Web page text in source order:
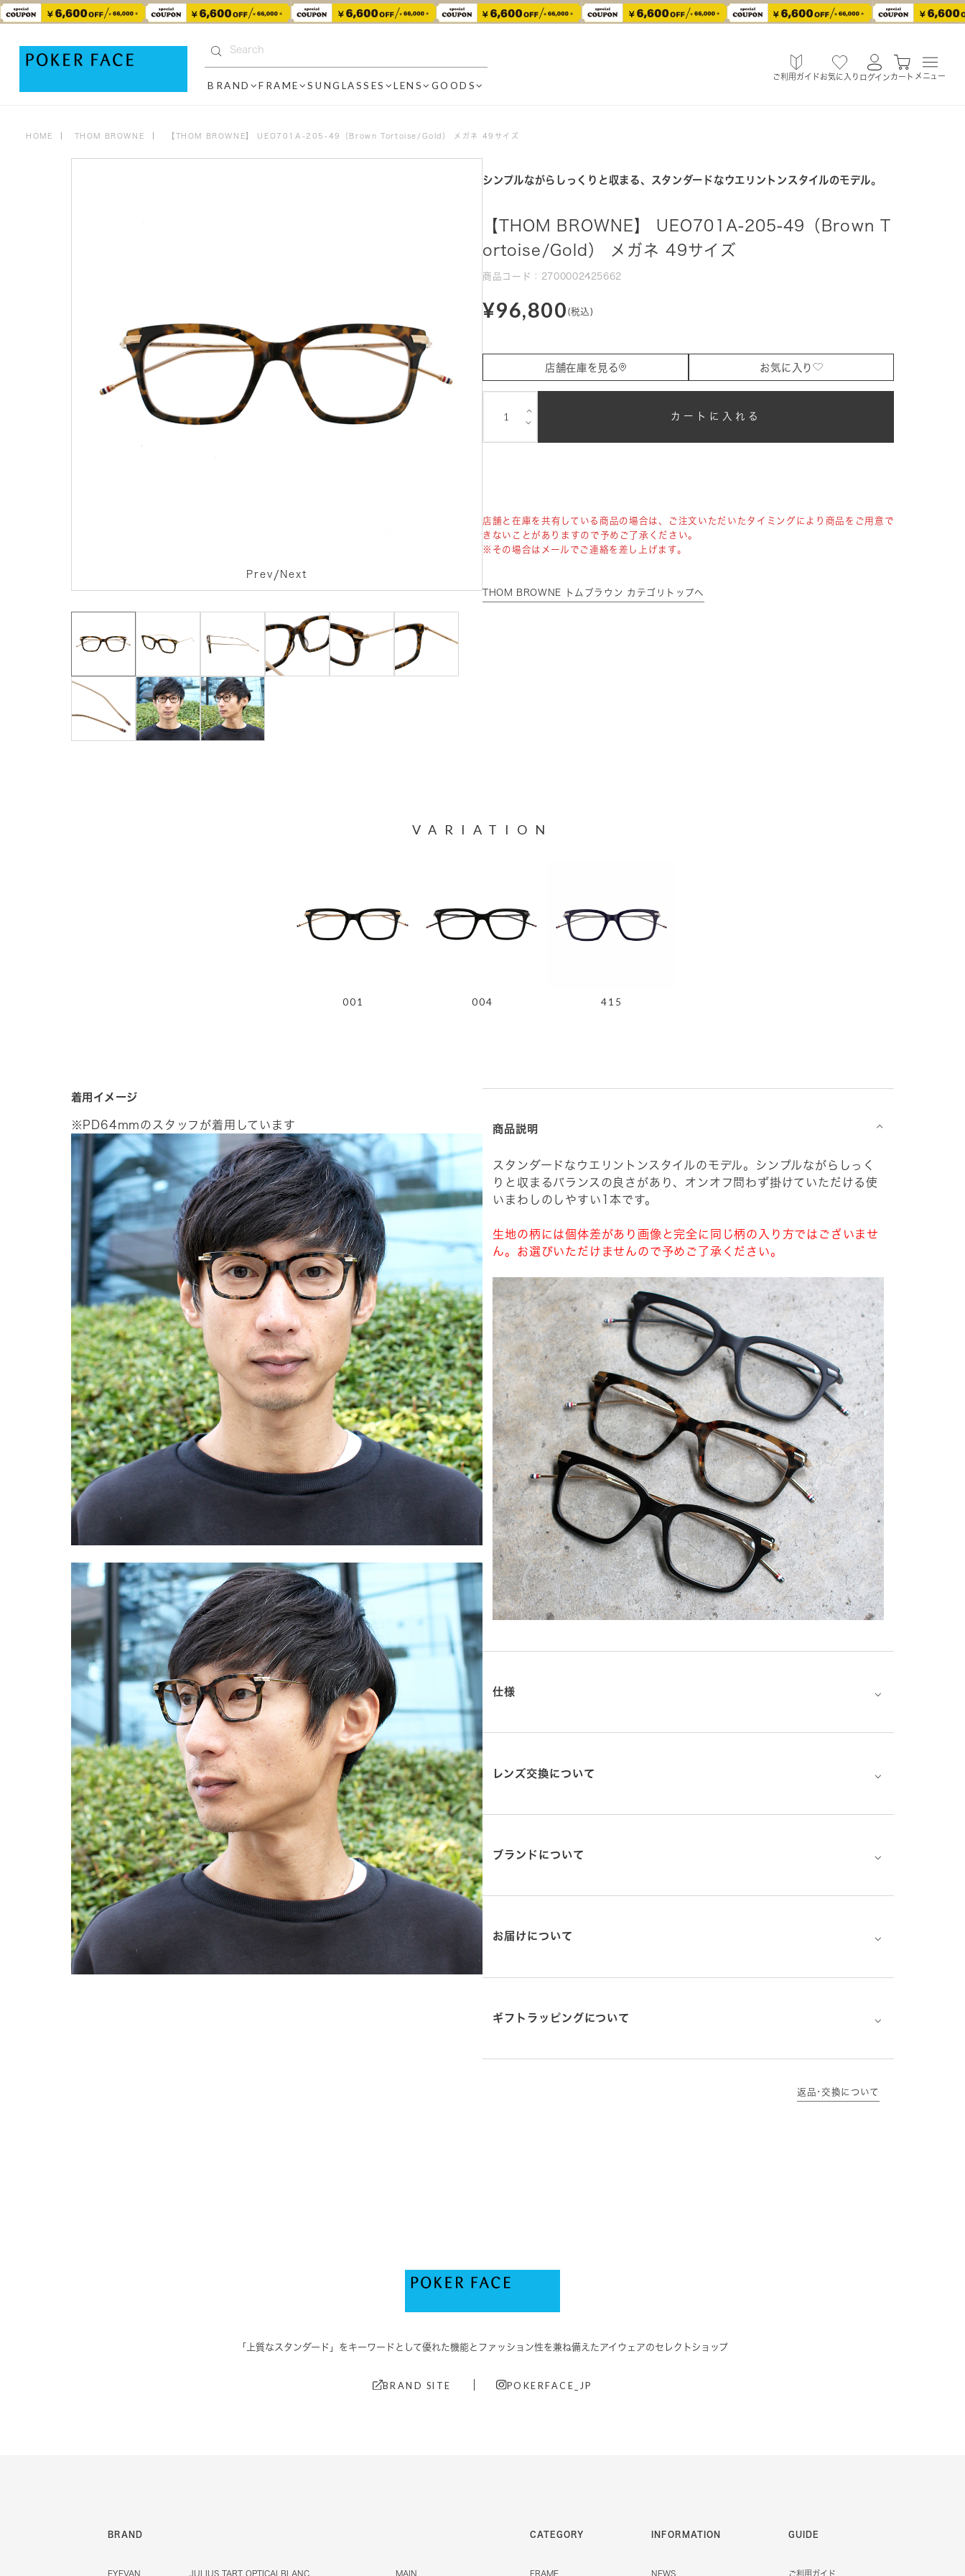
BRAND FRAME SUNGLASSES LENS GOODS
ご利用ガイドお気に入り ログインカート メニュー
HOME THOM BROWNE 【THOM BROWNE】 UEO701A-205-49（Brown Tortoise/Gold） メガネ 49サイズ
Prev / Next
シンプルながらしっくりと収まる、スタンダードなウエリントンスタイルのモデル。
【THOM BROWNE】 UEO701A-205-49（Brown T
ortoise/Gold） メガネ 49サイズ
商品コード：2700002425662
¥96,800 (税込)
店舗在庫を見る お気に入り
⌵
⌵
カートに入れる
店舗と在庫を共有している商品の場合は、ご注文いただいたタイミングにより商品をご用意で
きないことがありますので予めご了承ください。
※その場合はメールでご連絡を差し上げます。
THOM BROWNE トムブラウン カテゴリトップへ
VARIATION
001 004 415
着用イメージ
※PD64mmのスタッフが着用しています 商品説明 ⌵
スタンダードなウエリントンスタイルのモデル。シンプルながらしっく
りと収まるバランスの良さがあり、オンオフ問わず掛けていただける使
いまわしのしやすい1本です。
生地の柄には個体差があり画像と完全に同じ柄の入り方ではございませ
ん。お選びいただけませんので予めご了承ください。
仕様 ⌵
レンズ交換について ⌵
ブランドについて ⌵
お届けについて ⌵
ギフトラッピングについて ⌵
返品･交換について
「上質なスタンダード」をキーワードとして優れた機能と ファッション性を兼ね備えたアイウェアのセレクトショップ
BRAND SITE POKERFACE_JP
BRAND
EYEVAN JULIUS TART OPTICAL BLANC.. MAIN
CATEGORY
FRAME
INFORMATION
NEWS
GUIDE
ご利用ガイド